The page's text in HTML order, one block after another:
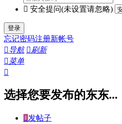
 安全提问(未设置请忽略)
登录
忘记密码注册新帐号
导航 刷新
菜单

选择您要发布的东东...
发帖子